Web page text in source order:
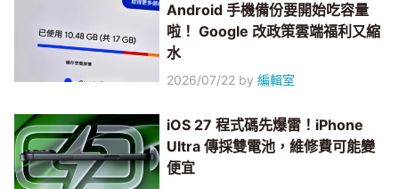
Android 手機備份要開始吃容量
啦！ Google 改政策雲端福利又縮
水
2026/07/22 by編輯室
iOS 27 程式碼先爆雷！iPhone
Ultra 傳採雙電池，維修費可能變
便宜